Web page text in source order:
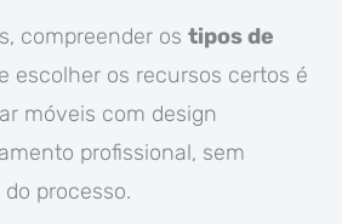
compreender os tipos de
e escolher os recursos certos é
móveis com design
profissional, sem
processo.